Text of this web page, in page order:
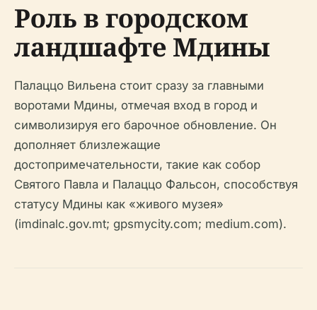
Роль в городском
ландшафте Мдины
Палаццо Вильена стоит сразу за главными
воротами Мдины, отмечая вход в город и
символизируя его барочное обновление. Он
дополняет близлежащие
достопримечательности, такие как собор
Святого Павла и Палаццо Фальсон, способствуя
статусу Мдины как «живого музея»
(imdinalc.gov.mt; gpsmycity.com; medium.com).